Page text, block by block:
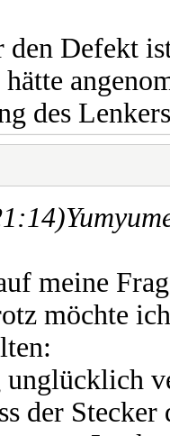
Defekt
des
meine
möchte
der